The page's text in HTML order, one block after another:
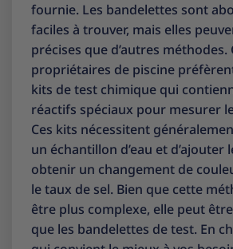
fournie. Les bandelettes sont
faciles à trouver, mais elles
précises que d’autres méthodes.
propriétaires de piscine
kits de test chimique qui
réactifs spéciaux pour mesurer
Ces kits nécessitent
un échantillon d’eau et
obtenir un changement de
le taux de sel. Bien que cette
être plus complexe, elle peut
que les bandelettes de test. En